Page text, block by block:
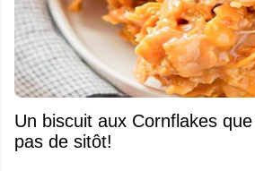
Un biscuit aux Cornflakes
pas de sitôt!